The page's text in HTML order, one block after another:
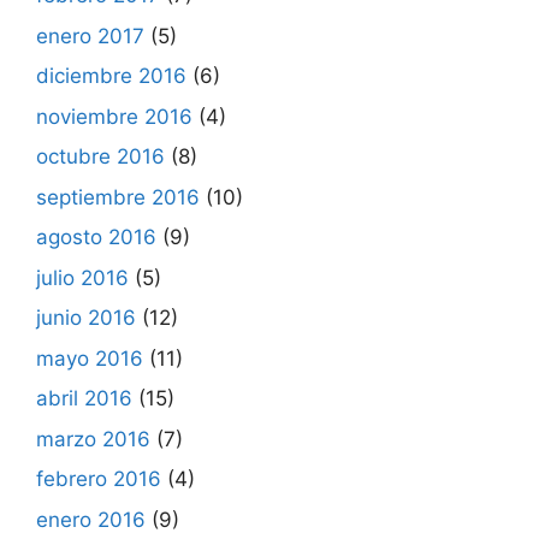
enero 2017 (5)
diciembre 2016 (6)
noviembre 2016 (4)
octubre 2016 (8)
septiembre 2016 (10)
agosto 2016 (9)
julio 2016 (5)
junio 2016 (12)
mayo 2016 (11)
abril 2016 (15)
marzo 2016 (7)
febrero 2016 (4)
enero 2016 (9)